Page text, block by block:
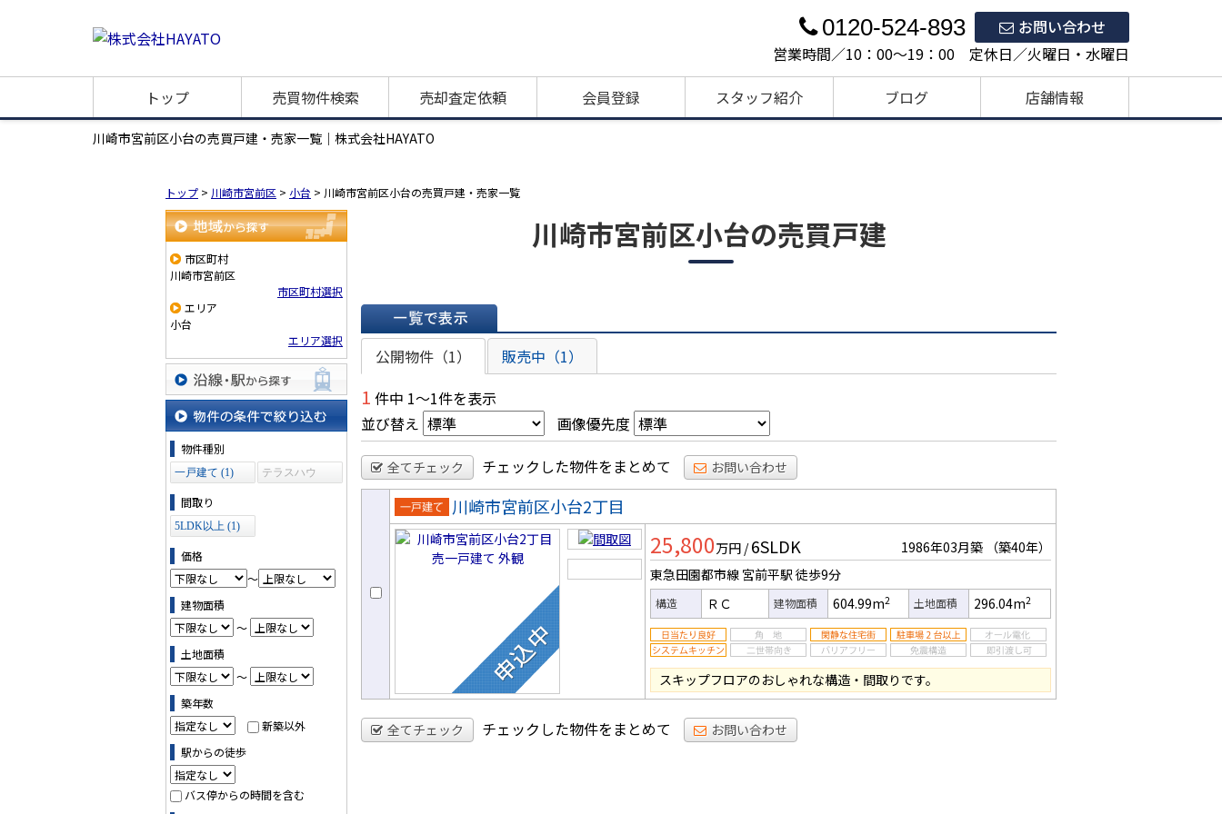
0120-524-893
お問い合わせ
営業時間／10：00～19：00 定休日／火曜日・水曜日
トップ
売買物件検索 売却査定依頼 会員登録 スタッフ紹介 ブログ 店舗情報
川崎市宮前区小台の売買戸建・売家一覧｜株式会社HAYATO
トップ > 川崎市宮前区 > 小台 > 川崎市宮前区小台の売買戸建・売家一覧
地域から探す
市区町村
川崎市宮前区
市区町村選択
エリア
小台
エリア選択
沿線・駅から探す
物件の条件で絞り込む
物件種別
一戸建て (1)
テラスハウ
間取り
5LDK以上 (1)
価格
～
建物面積
～
土地面積
～
築年数
新築以外
駅からの徒歩
バス停からの時間を含む
川崎市宮前区小台の売買戸建
一覧で表示
公開物件（1） 販売中（1）
1 件中 1～1件を表示
並び替え
画像優先度
全てチェック チェックした物件をまとめて お問い合わせ
売一戸建
て
川崎市宮前区小台2丁目
25,800万円 / 6SLDK 1986年03月築
（築40年）
東急田園都市線 宮前平駅 徒歩9分
構造 ＲＣ 建物面積 604.99m2 土地面積 296.04m2
スキップフロアのおしゃれな構造・間取りです。
全てチェック チェックした物件をまとめて お問い合わせ